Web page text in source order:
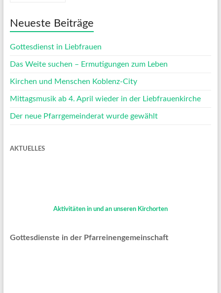
Neueste Beiträge
Gottesdienst in Liebfrauen
Das Weite suchen – Ermutigungen zum Leben
Kirchen und Menschen Koblenz-City
Mittagsmusik ab 4. April wieder in der Liebfrauenkirche
Der neue Pfarrgemeinderat wurde gewählt
AKTUELLES
Aktivitäten in und an unseren Kirchorten
Gottesdienste in der Pfarreinengemeinschaft